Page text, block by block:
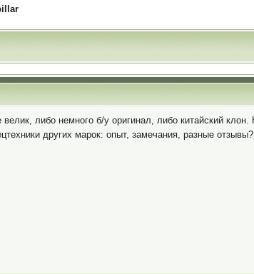
либо немного б/у оригинал, либо китайский клон.
других марок: опыт, замечания, разные отзывы?